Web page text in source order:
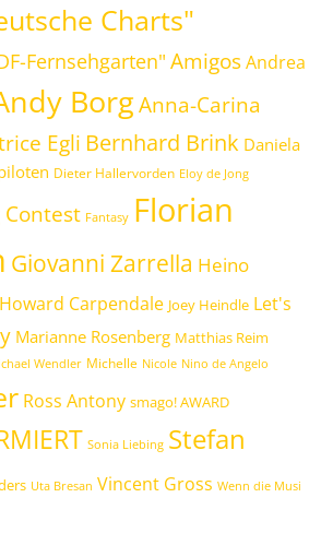
Charts"
Fernsehgarten" Amigos Andrea
Borg Anna-Carina
Egli Bernhard Brink Daniela
Dieter Hallervorden Eloy de Jong
Contest Fantasy Florian
Giovanni Zarrella Heino
Howard Carpendale Joey Heindle Let's
Marianne Rosenberg Matthias Reim
Wendler Michelle Nicole Nino de Angelo
Ross Antony smago! AWARD
Sonia Liebing Stefan
Uta Bresan Vincent Gross Wenn die Musi